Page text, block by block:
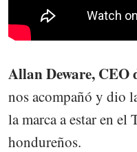
Allan Deware, CEO
nos acompañó y dio
la marca a estar en
hondureños.